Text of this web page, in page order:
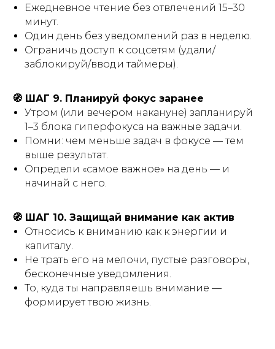
Ежедневное чтение без отвлечений 15–30
минут.
Один день без уведомлений раз в неделю.
Ограничь доступ к соцсетям (удали/
заблокируй/вводи таймеры).
🧭 ШАГ 9. Планируй фокус заранее
Утром (или вечером накануне) запланируй
1–3 блока гиперфокуса на важные задачи.
Помни: чем меньше задач в фокусе — тем
выше результат.
Определи «самое важное» на день — и
начинай с него.
🧭 ШАГ 10. Защищай внимание как актив
Относись к вниманию как к энергии и
капиталу.
Не трать его на мелочи, пустые разговоры,
бесконечные уведомления.
То, куда ты направляешь внимание —
формирует твою жизнь.